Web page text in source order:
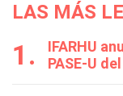
LAS MÁS
IFARHU
PASE-U